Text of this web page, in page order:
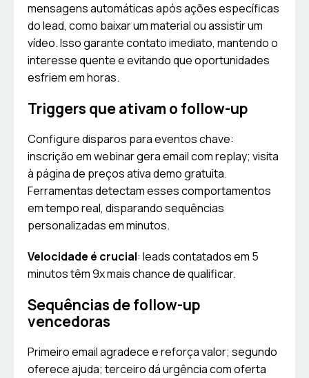
mensagens automáticas após ações específicas
do lead, como baixar um material ou assistir um
vídeo. Isso garante contato imediato, mantendo o
interesse quente e evitando que oportunidades
esfriem em horas.
Triggers que ativam o follow-up
Configure disparos para eventos chave:
inscrição em webinar gera email com replay; visita
à página de preços ativa demo gratuita.
Ferramentas detectam esses comportamentos
em tempo real, disparando sequências
personalizadas em minutos.
Velocidade é crucial: leads contatados em 5
minutos têm 9x mais chance de qualificar.
Sequências de follow-up
vencedoras
Primeiro email agradece e reforça valor; segundo
oferece ajuda; terceiro dá urgência com oferta